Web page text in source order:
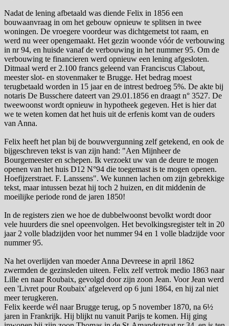
Nadat de lening afbetaald was diende Felix in 1856 een
bouwaanvraag in om het gebouw opnieuw te splitsen in twee
woningen. De vroegere voordeur was dichtgemetst tot raam, en
werd nu weer opengemaakt. Het gezin woonde vóór de verbouwing
in nr 94, en huisde vanaf de verbouwing in het nummer 95. Om de
verbouwing te financieren werd opnieuw een lening afgesloten.
Ditmaal werd er 2.100 francs geleend van Franciscus Clabout,
meester slot- en stovenmaker te Brugge. Het bedrag moest
terugbetaald worden in 15 jaar en de intrest bedroeg 5%. De akte bij
notaris De Busschere dateert van 29.01.1856 en draagt n° 3527. De
tweewoonst wordt opnieuw in hypotheek gegeven. Het is hier dat
we te weten komen dat het huis uit de erfenis komt van de ouders
van Anna.
Felix heeft het plan bij de bouwvergunning zelf getekend, en ook de
bijgeschreven tekst is van zijn hand: "Aen Mijnheer de
Bourgemeester en schepen. Ik verzoekt uw van de deure te mogen
openen van het huis D12 N°94 die toegemast is te mogen openen.
Hoefijzerstraet. F. Lanssens". We kunnen lachen om zijn gebrekkige
tekst, maar intussen bezat hij toch 2 huizen, en dit middenin de
moeilijke periode rond de jaren 1850!
In de registers zien we hoe de dubbelwoonst bevolkt wordt door
vele huurders die snel opeenvolgen. Het bevolkingsregister telt in 20
jaar 2 volle bladzijden voor het nummer 94 en 1 volle bladzijde voor
nummer 95.
Na het overlijden van moeder Anna Devreese in april 1862
zwermden de gezinsleden uiteen. Felix zelf vertrok medio 1863 naar
Lille en naar Roubaix, gevolgd door zijn zoon Jean. Voor Jean werd
een 'Livret pour Roubaix' afgeleverd op 6 juni 1864, en hij zal niet
meer terugkeren.
Felix keerde wél naar Brugge terug, op 5 november 1870, na 6½
jaren in Frankrijk. Hij blijkt nu vanuit Parijs te komen. Hij ging